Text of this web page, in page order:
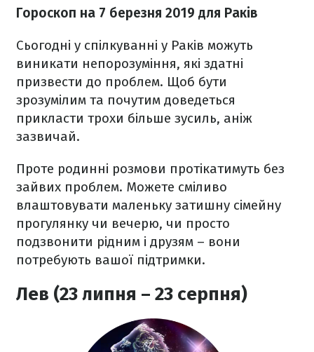
Гороскоп на 7 березня 2019 для Раків
Сьогодні у спілкуванні у Раків можуть
виникати непорозуміння, які здатні
призвести до проблем. Щоб бути
зрозумілим та почутим доведеться
прикласти трохи більше зусиль, аніж
зазвичай.
Проте родинні розмови протікатимуть без
зайвих проблем. Можете сміливо
влаштовувати маленьку затишну сімейну
прогулянку чи вечерю, чи просто
подзвонити рідним і друзям – вони
потребують вашої підтримки.
Лев (23 липня – 23 серпня)